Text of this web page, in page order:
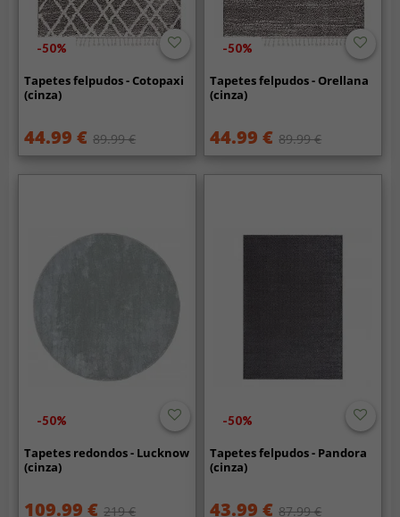
-50%
Tapetes felpudos - Cotopaxi
(cinza)
44.99 € 89.99 €
-50%
Tapetes felpudos - Orellana
(cinza)
44.99 € 89.99 €
-50%
Tapetes redondos - Lucknow
(cinza)
109.99 € 219 €
-50%
Tapetes felpudos - Pandora
(cinza)
43.99 € 87.99 €